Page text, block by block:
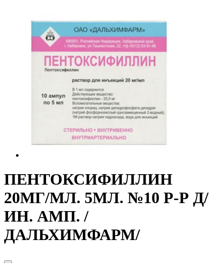
ПЕНТОКСИФИЛЛИН
20МГ/МЛ. 5МЛ. №10 Р-Р Д/
ИН. АМП. /
ДАЛЬХИМФАРМ/